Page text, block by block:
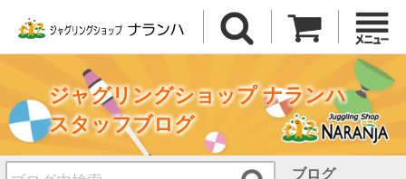
ジャグリングショップ ナランハ
スタッフブログ
ブログ